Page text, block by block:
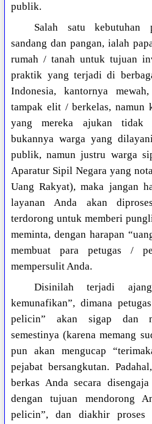
publik.
Salah satu kebutuhan
sandang dan pangan, ialah
rumah / tanah untuk tujuan
praktik yang terjadi di
Indonesia, kantornya
tampak elit / berkelas, namun
yang mereka ajukan tidak
bukannya warga yang
publik, namun justru warga
Aparatur Sipil Negara yang
Uang Rakyat), maka jangan
layanan Anda akan
terdorong untuk memberi
meminta, dengan harapan
membuat para petugas /
mempersulit Anda.
Disinilah terjadi
kemunafikan”, dimana
pelicin” akan sigap dan
semestinya (karena memang
pun akan mengucap
pejabat bersangkutan.
berkas Anda secara
dengan tujuan mendorong
pelicin”, dan diakhir proses